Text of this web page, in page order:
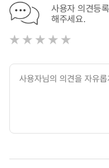
사용자 의견등
해주세요.